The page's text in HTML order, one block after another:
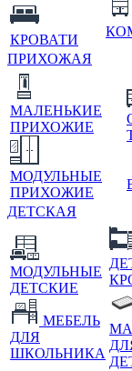
КРОВАТИ
ПРИХОЖАЯ
МАЛЕНЬКИЕ
ПРИХОЖИЕ
МОДУЛЬНЫЕ
ПРИХОЖИЕ
ДЕТСКАЯ
МОДУЛЬНЫЕ
ДЕТСКИЕ
МЕБЕЛЬ
ДЛЯ
ШКОЛЬНИКА